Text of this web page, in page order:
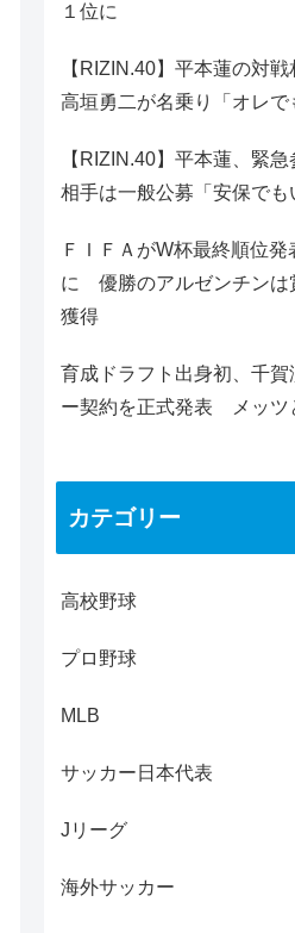
１位に
【RIZIN.40】平本蓮の対
高垣勇二が名乗り「オレで
【RIZIN.40】平本蓮、緊
相手は一般公募「安保でも
ＦＩＦＡがW杯最終順位
に 優勝のアルゼンチンは
獲得
育成ドラフト出身初、千賀
ー契約を正式発表 メッツ
カテゴリー
高校野球
プロ野球
MLB
サッカー日本代表
Jリーグ
海外サッカー